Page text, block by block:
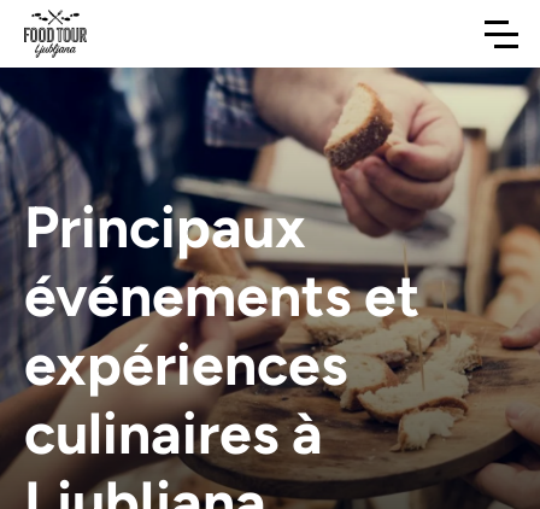
Principaux
événements et
expériences
culinaires à